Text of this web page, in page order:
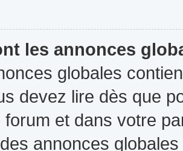
les annonces
globales
devez lire dès que
et dans votre
annonces